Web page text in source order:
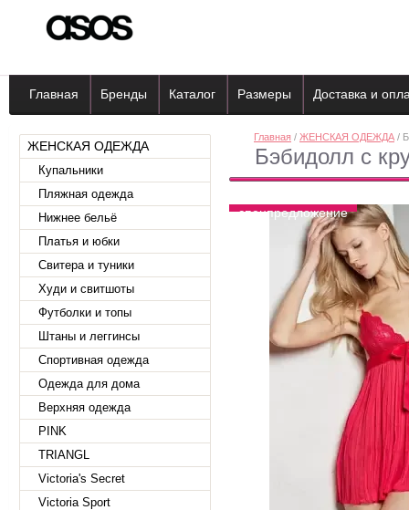
Главная Бренды Каталог Размеры Доставка и
ЖЕНСКАЯ ОДЕЖДА
Купальники
Пляжная одежда
Нижнее бельё
Платья и юбки
Свитера и туники
Худи и свитшоты
Футболки и топы
Штаны и леггинсы
Спортивная одежда
Одежда для дома
Верхняя одежда
PINK
TRIANGL
Victoria's Secret
Victoria Sport
Главная / ЖЕНСКАЯ ОДЕЖДА /
Бэбидолл с
спецпредложение